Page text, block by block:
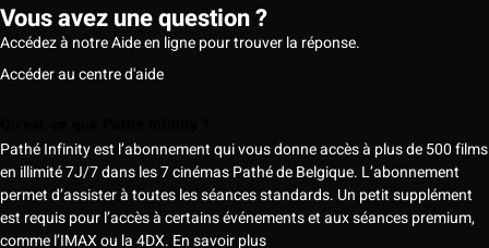
Vous avez une question ?
Accédez à notre Aide en ligne pour trouver la réponse.
Accéder au centre d'aide
Pathé Infinity est l’abonnement qui vous donne accès à plus de 500 films
en illimité 7J/7 dans les 7 cinémas Pathé de Belgique. L’abonnement
permet d’assister à toutes les séances standards. Un petit supplément
est requis pour l’accès à certains événements et aux séances premium,
comme l’IMAX ou la 4DX. En savoir plus